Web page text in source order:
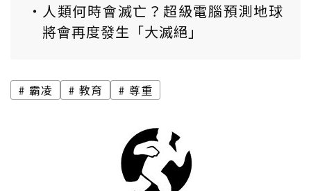
人類何時會滅亡？超級電腦預測地球
將會再度發生「大滅絕」
霸凌 教育 尊重